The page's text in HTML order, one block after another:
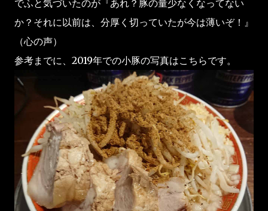
でふと気づいたのが『あれ？豚の量少なくなってない
か？それに以前は、分厚く切っていたが今は薄いぞ！』
（心の声）
参考までに、2019年での小豚の写真はこちらです。